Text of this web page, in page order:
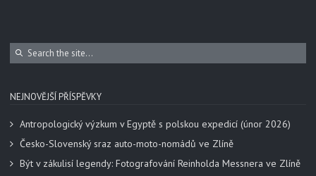
NEJNOVĚJŠÍ PŘÍSPĚVKY
Antropologický výzkum v Egyptě s polskou expedicí (únor 2026)
Česko-Slovenský sraz auto-moto-nomádů ve Zlíně
Být v zákulisí legendy: Fotografování Reinholda Messnera ve Zlíně